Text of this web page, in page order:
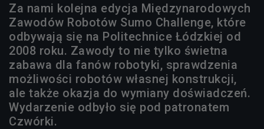
Za nami kolejna edycja Międzynarodowych
Zawodów Robotów Sumo Challenge, które
odbywają się na Politechnice Łódzkiej od
2008 roku. Zawody to nie tylko świetna
zabawa dla fanów robotyki, sprawdzenia
możliwości robotów własnej konstrukcji,
ale także okazja do wymiany doświadczeń.
Wydarzenie odbyło się pod patronatem
Czwórki.